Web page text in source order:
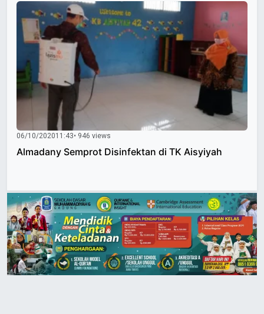
06/10/202011:43• 946 views
Almadany Semprot Disinfektan di TK Aisyiyah